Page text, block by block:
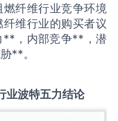
纤维行业竞争环境
维行业的购买者议
**，内部竞争**，潜
**。
业波特五力结论